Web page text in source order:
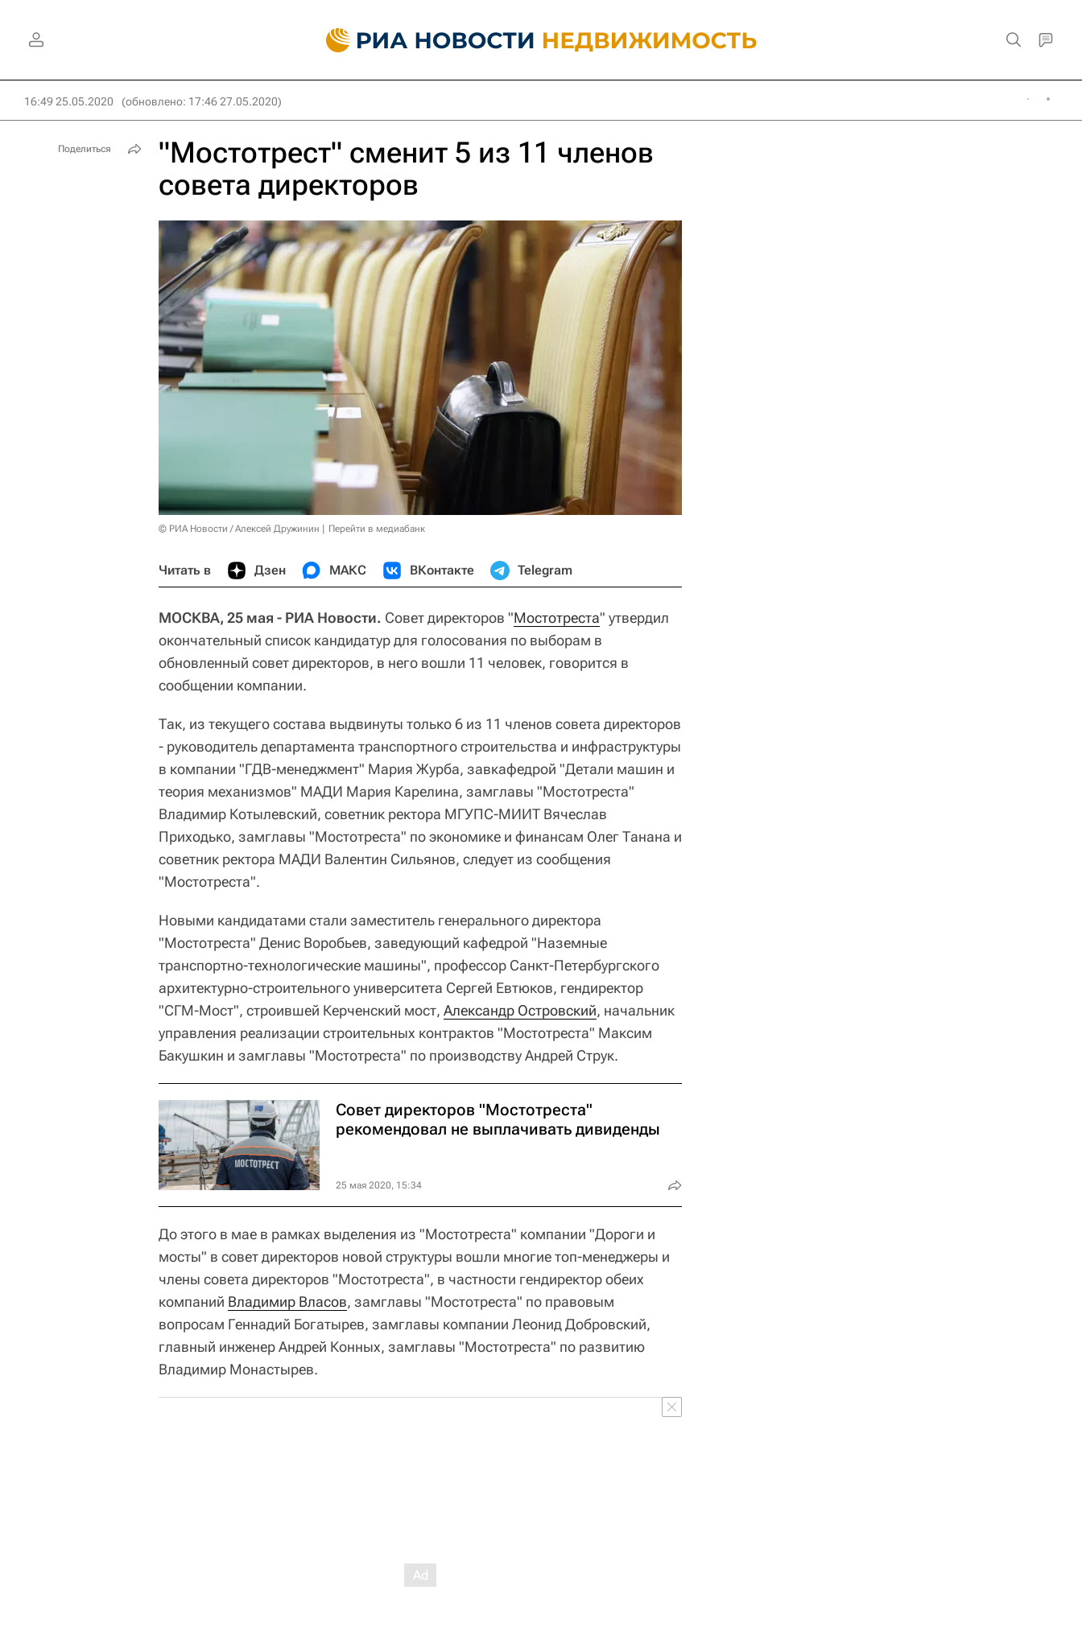
16:49 25.05.2020 (обновлено: 17:46 27.05.2020)
"Мостотрест" сменит 5 из 11 членов
совета директоров
© РИА Новости / Алексей Дружинин Перейти в медиабанк
Читать в Дзен МАКС ВКонтакте Telegram
МОСКВА, 25 мая - РИА Новости. Совет директоров "Мостотреста" утвердил
окончательный список кандидатур для голосования по выборам в
обновленный совет директоров, в него вошли 11 человек, говорится в
сообщении компании.
Так, из текущего состава выдвинуты только 6 из 11 членов совета директоров
- руководитель департамента транспортного строительства и инфраструктуры
в компании "ГДВ-менеджмент" Мария Журба, завкафедрой "Детали машин и
теория механизмов" МАДИ Мария Карелина, замглавы "Мостотреста"
Владимир Котылевский, советник ректора МГУПС-МИИТ Вячеслав
Приходько, замглавы "Мостотреста" по экономике и финансам Олег Танана и
советник ректора МАДИ Валентин Сильянов, следует из сообщения
"Мостотреста".
Новыми кандидатами стали заместитель генерального директора
"Мостотреста" Денис Воробьев, заведующий кафедрой "Наземные
транспортно-технологические машины", профессор Санкт-Петербургского
архитектурно-строительного университета Сергей Евтюков, гендиректор
"СГМ-Мост", строившей Керченский мост, Александр Островский, начальник
управления реализации строительных контрактов "Мостотреста" Максим
Бакушкин и замглавы "Мостотреста" по производству Андрей Струк.
Совет директоров "Мостотреста"
рекомендовал не выплачивать дивиденды
25 мая 2020, 15:34
До этого в мае в рамках выделения из "Мостотреста" компании "Дороги и
мосты" в совет директоров новой структуры вошли многие топ-менеджеры и
члены совета директоров "Мостотреста", в частности гендиректор обеих
компаний Владимир Власов, замглавы "Мостотреста" по правовым
вопросам Геннадий Богатырев, замглавы компании Леонид Добровский,
главный инженер Андрей Конных, замглавы "Мостотреста" по развитию
Владимир Монастырев.
Поделиться